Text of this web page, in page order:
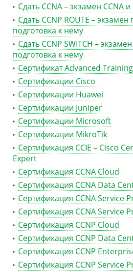
Сдать CCNA – экзамен CCNA
Сдать CCNP ROUTE – экзамен
подготовка к нему
Сдать CCNP SWITCH –
подготовка к нему
Сертификат Advanced Training
Сертификации Cisco
Сертификации Huawei
Сертификации Juniper
Сертификации Microsoft
Сертификации MikroTik
Сертификация CCIE – Cisco
Expert
Сертификация CCNA Cloud
Сертификация CCNA Data
Сертификация CCNA Service
Сертификация CCNA Service
Сертификация CCNP Cloud
Сертификация CCNP Data
Сертификация CCNP
Сертификация CCNP Service